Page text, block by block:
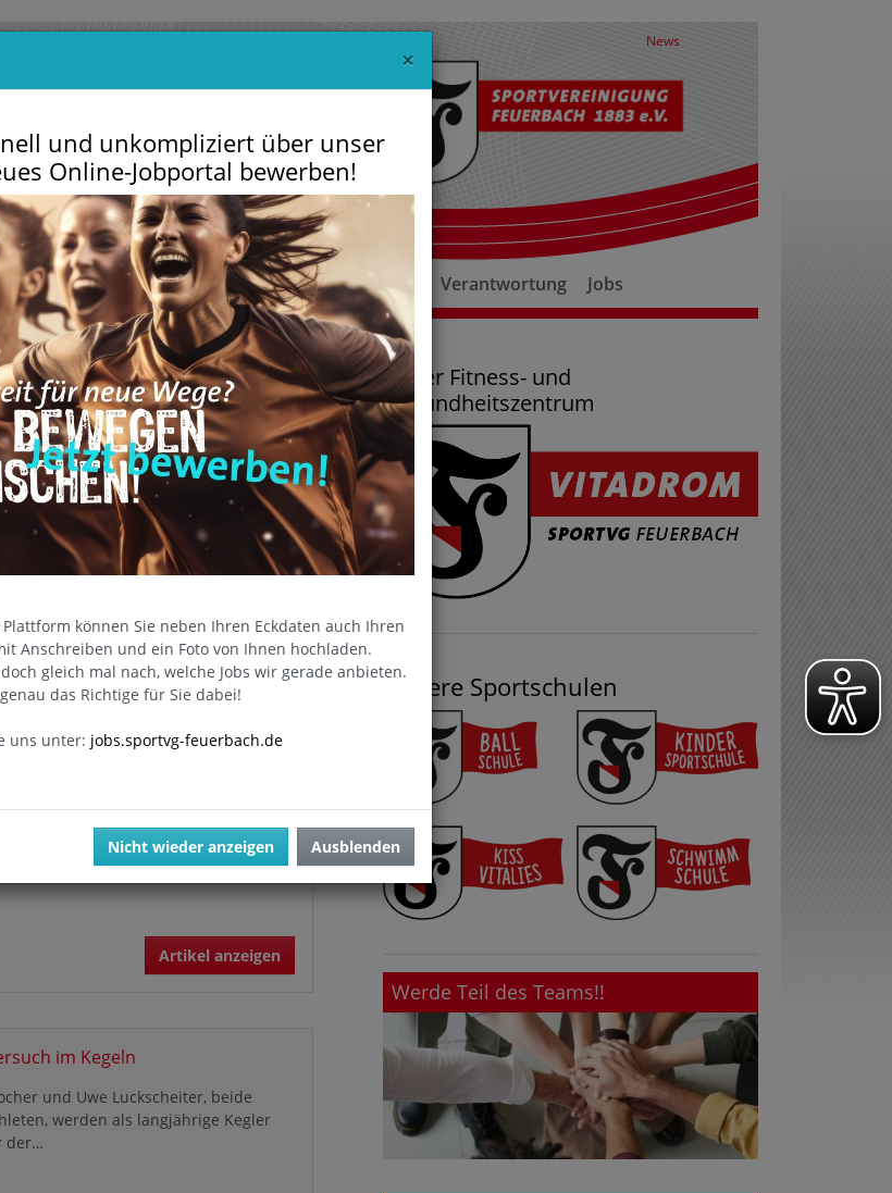
News
Sportschulen Der Verein Service Partner Verantwortung Jobs
der Judo-Abteilung lädt
Abteilungsversammlung am 18.
Uhr in das Restaurant…
Artikel anzeigen
findet im Wilhelm-Braun-Sportpark
um die Deutsche Meisterschaft der
Artikel anzeigen
im Kegeln
und Uwe Luckscheiter, beide
werden als langjährige Kegler
der…
Unser Fitness- und
Gesundheitszentrum
Unsere Sportschulen
Werde Teil des Teams!!
×
und unkompliziert über unser
Online-Jobportal bewerben!
können Sie neben Ihren Eckdaten auch Ihren
Anschreiben und ein Foto von Ihnen hochladen.
gleich mal nach, welche Jobs wir gerade anbieten.
das Richtige für Sie dabei!
uns unter: jobs.sportvg-feuerbach.de
Nicht wieder anzeigen Ausblenden